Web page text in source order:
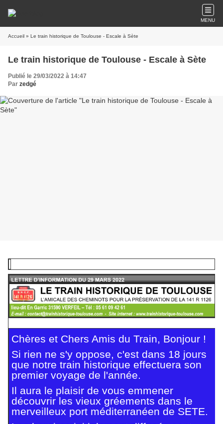
MENU
Accueil » Le train historique de Toulouse - Escale à Sète
Le train historique de Toulouse - Escale à Sète
Publié le 29/03/2022 à 14:47
Par zedgé
Chères et Chers Amis du Train, Bonjour !
Si rien ne s'y oppose, c'est dans 18 jours
que notre train historique effectuera son
premier voyage de l'année.
Il aura le plaisir de vous emmener
découvrir les vieux gréements dans le
merveilleux port méditerranéen de SETE.